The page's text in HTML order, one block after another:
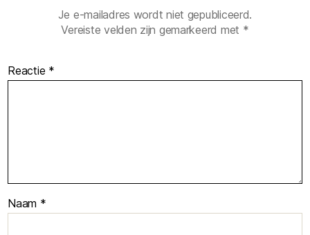
Je e-mailadres wordt niet gepubliceerd.
Vereiste velden zijn gemarkeerd met *
Reactie *
Naam *